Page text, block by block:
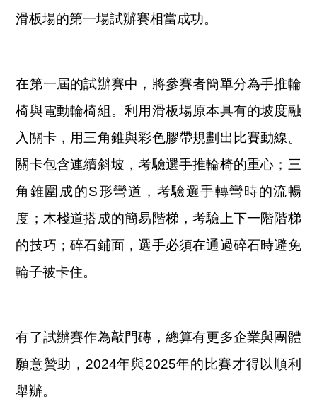
滑板場的第一場試辦賽相當成功。
在第一屆的試辦賽中，將參賽者簡單分為手推輪
椅與電動輪椅組。利用滑板場原本具有的坡度融
入關卡，用三角錐與彩色膠帶規劃出比賽動線。
關卡包含連續斜坡，考驗選手推輪椅的重心；三
角錐圍成的S形彎道，考驗選手轉彎時的流暢
度；木棧道搭成的簡易階梯，考驗上下一階階梯
的技巧；碎石鋪面，選手必須在通過碎石時避免
輪子被卡住。
有了試辦賽作為敲門磚，總算有更多企業與團體
願意贊助，2024年與2025年的比賽才得以順利
舉辦。